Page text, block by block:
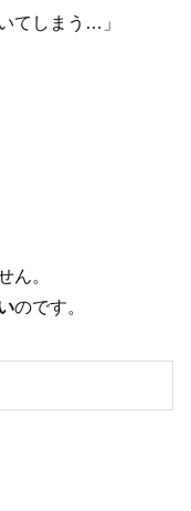
てしまう…」
ん。
のです。